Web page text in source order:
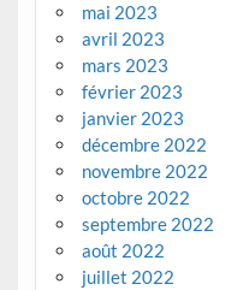
mai 2023
avril 2023
mars 2023
février 2023
janvier 2023
décembre 2022
novembre 2022
octobre 2022
septembre 2022
août 2022
juillet 2022